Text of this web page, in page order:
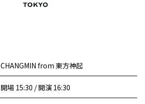
CHANGMIN from 東方神起
開場 15:30 / 開演 16:30